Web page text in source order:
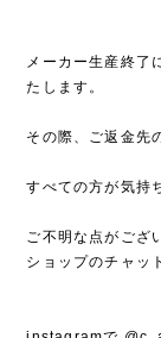
メーカー生産終了
たします。
その際、ご返金先
すべての方が気持
ご不明な点がござ
ショップのチャッ